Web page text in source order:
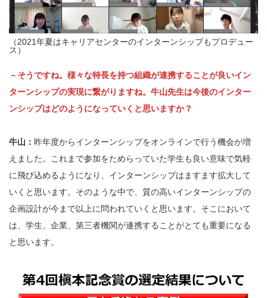
（2021年夏はキャリアセンターのインターンシップもプロデュー
ス）
－そうですね。様々な特長を持つ組織が連携することが良いイン
ターンシップの実現に繋がりますね。牛山先生は今後のインター
ンシップはどのようになっていくと思いますか？
牛山： 昨年度からインターンシップをオンラインで行う機会が増
えました。これまで参加をためらっていた学生も良い意味で気軽
に飛び込めるようになり、インターンシップはますます拡大して
いくと思います。そのような中で、質の高いインターンシップの
企画設計が今まで以上に問われていくと思います。そこにおいて
は、学生、企業、第三者機関が連携することがとても重要になる
と思います。